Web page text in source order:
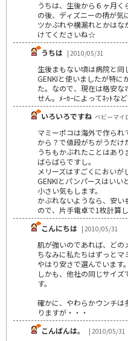
うちは、生後から６ヶ月く
の後、ディズニーの柄が気
ツかぶれや横漏れとかはな
けてくださいね☆
うちは | 2010/05/31
生後まもない頃は病院と同
GENKIと使いましたが特に
た。なので、現在は格安な
せん。ﾒｰｶｰによってﾈｯﾄな
いろいろですね ベビーマイ
マミーポコは海外で作ら
から？で値段がちがうだけ
うちもかぶれたことはあり
ばらばらですし。
メリーズはすごくにおいが
GENKIとパンパースはいい
小さい気もします。
かぶれないようなら、安
ので、片手電卓で1枚計算
こんにちは | 2010/05/31
肌が強いのであれば、どの
ちなみに私たちはずっとマ
やはり安さで選んでいます。
しかも、他社の同じサイ
す。
確かに、やわらかウンチは
りますが・・・
こんばんは。
| 2010/05/31